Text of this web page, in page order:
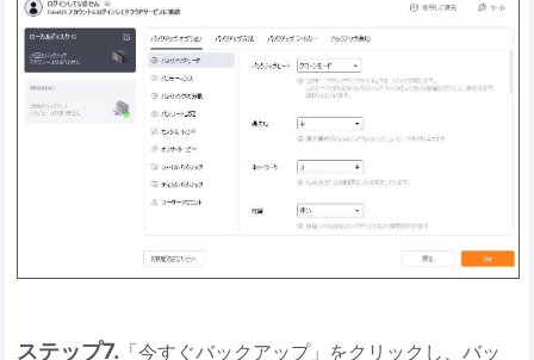
ステップ7. 「今すぐバックアップ」をクリックし、バッ